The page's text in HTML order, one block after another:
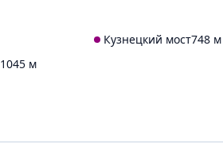
Кузнецкий мост748 м
1045 м